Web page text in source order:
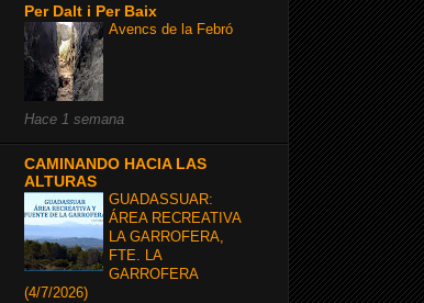
Per Dalt i Per Baix
Avencs de la Febró
Hace 1 semana
CAMINANDO HACIA LAS
ALTURAS
GUADASSUAR:
ÁREA RECREATIVA
LA GARROFERA,
FTE. LA
GARROFERA
(4/7/2026)